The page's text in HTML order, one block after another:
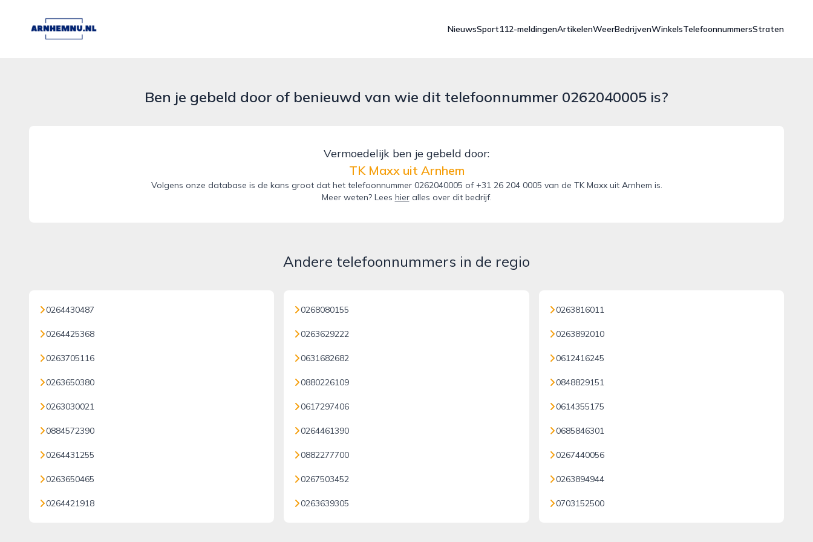
arnhemnu.nl
NieuwsSport112-meldingenArtikelenWeerBedrijvenWinkelsTelefoonnummersStraten
Ben je gebeld door of benieuwd van wie dit telefoonnummer 0262040005 is?
Vermoedelijk ben je gebeld door:
TK Maxx uit Arnhem
Volgens onze database is de kans groot dat het telefoonnummer 0262040005 of +31 26 204 0005 van de TK Maxx uit Arnhem is.
Meer weten? Lees hieralles over dit bedrijf.
Andere telefoonnummers in de regio
0264430487
0264425368
0263705116
0263650380
0263030021
0884572390
0264431255
0263650465
0264421918
0268080155
0263629222
0631682682
0880226109
0617297406
0264461390
0882277700
0267503452
0263639305
0263816011
0263892010
0612416245
0848829151
0614355175
0685846301
0267440056
0263894944
0703152500